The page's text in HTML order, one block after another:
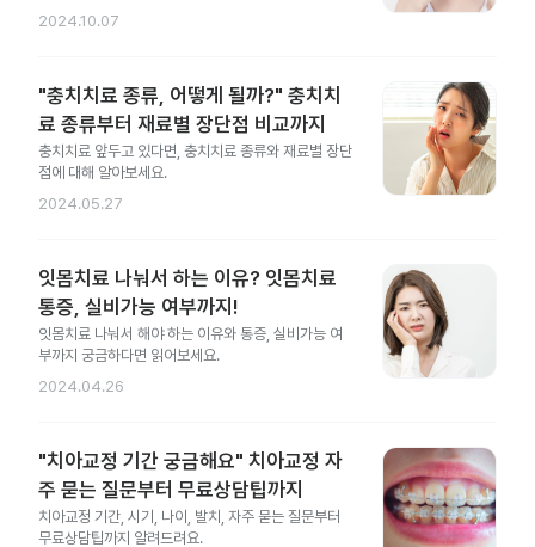
게요.
2024.10.07
"충치치료 종류, 어떻게 될까?" 충치치
료 종류부터 재료별 장단점 비교까지
충치치료 앞두고 있다면, 충치치료 종류와 재료별 장단
점에 대해 알아보세요.
2024.05.27
잇몸치료 나눠서 하는 이유? 잇몸치료
통증, 실비가능 여부까지!
잇몸치료 나눠서 해야 하는 이유와 통증, 실비가능 여
부까지 궁금하다면 읽어보세요.
2024.04.26
"치아교정 기간 궁금해요" 치아교정 자
주 묻는 질문부터 무료상담팁까지
치아교정 기간, 시기, 나이, 발치, 자주 묻는 질문부터
무료상담팁까지 알려드려요.